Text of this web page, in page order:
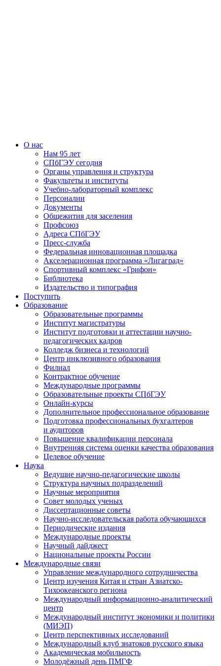
О нас
Нам 95 лет
СПбГЭУ сегодня
Органы управления и структура
Факультеты и институты
Учебно-лабораторный комплекс
Персоналии
Документы
Общежития для заселения
Профсоюз
Адреса СПбГЭУ
Пресс-служба
Федеральная инновационная площадка
Акселерационная программа «Лигаград»­­
Спортивный комплекс «Грифон»
Библиотека
Издательство и типография
Поступить
Образование
Образовательные программы
Институт магистратуры
Институт подготовки и аттестации научно-
педагогических кадров
Колледж бизнеса и технологий
Центр инклюзивного образования
Филиал
Контрактное обучение
Международные программы
Образовательные проекты СПбГЭУ
Онлайн-курсы
Дополнительное профессиональное образование
Подготовка профессиональных бухгалтеров
и аудиторов
Повышение квалификации персонала
Внутренняя система оценки качества образования
Целевое обучение
Наука
Ведущие научно-педагогические школы
Структура научных подразделений
Научные мероприятия
Совет молодых ученых
Диссертационные советы
Научно-исследовательская работа обучающихся
Периодические издания
Международные проекты
Научный дайджест
Национальные проекты России
Международные связи
Управление международного сотрудничества
Центр изучения Китая и стран Азиатско-
Тихоокеанского региона
Международный информационно-аналитический
центр
Международный институт экономики и политики
(МИЭП)
Центр перспективных исследований
Международный клуб знатоков русского языка
Академическая мобильность
Молодёжный день ПМГФ